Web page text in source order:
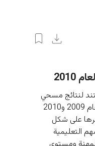
لنتائج مسحي
على شكل
التعليمية